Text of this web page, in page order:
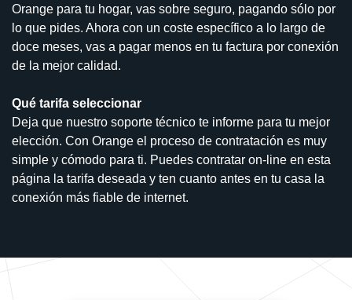
Orange para tu hogar, vas sobre seguro, pagando sólo por
lo que pides. Ahora con un coste específico a lo largo de
doce meses, vas a pagar menos en tu factura por conexión
de la mejor calidad.
Qué tarifa seleccionar
Deja que nuestro soporte técnico te informe para tu mejor
elección. Con Orange el proceso de contratación es muy
simple y cómodo para ti. Puedes contratar on-line en esta
página la tarifa deseada y ten cuanto antes en tu casa la
conexión más fiable de internet.